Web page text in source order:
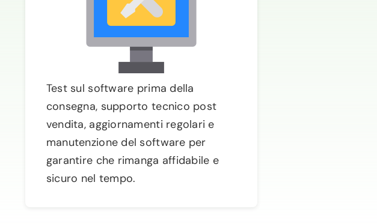
Test sul software prima della
consegna, supporto tecnico post
vendita, aggiornamenti regolari e
manutenzione del software per
garantire che rimanga affidabile e
sicuro nel tempo.